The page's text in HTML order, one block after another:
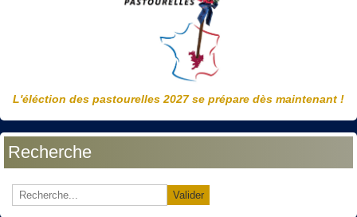
L'éléction des pastourelles 2027 se prépare dès maintenant !
Recherche
Valider